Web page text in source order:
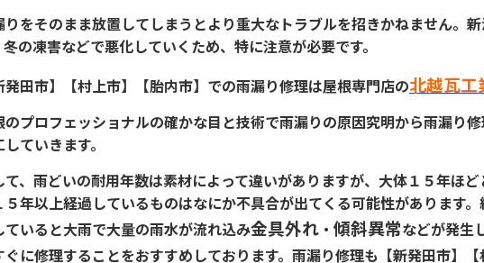
りをそのまま放置してしまうとより重大なトラブルを招きかねません。
冬の凍害などで悪化していくため、特に注意が必要です。
発田市】【村上市】【胎内市】での雨漏り修理は屋根専門店の北越瓦工
のプロフェッショナルの確かな目と技術で雨漏りの原因究明から雨漏り
ていきます。
て、雨どいの耐用年数は素材によって違いがありますが、大体１５年ほ
５年以上経過しているものはなにか不具合が出てくる可能性があります
ていると大雨で大量の雨水が流れ込み金具外れ ・ 傾斜異常などが発生
ぐに修理することをおすすめしております。雨漏り修理も【新発田市】